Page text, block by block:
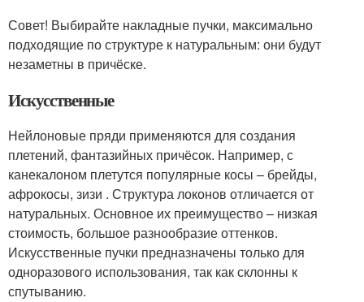
Совет! Выбирайте накладные пучки, максимально
подходящие по структуре к натуральным: они будут
незаметны в причёске.
Искусственные
Нейлоновые пряди применяются для создания
плетений, фантазийных причёсок. Например, с
канекалоном плетутся популярные косы – брейды,
афрокосы, зизи . Структура локонов отличается от
натуральных. Основное их преимущество – низкая
стоимость, большое разнообразие оттенков.
Искусственные пучки предназначены только для
одноразового использования, так как склонны к
спутыванию.